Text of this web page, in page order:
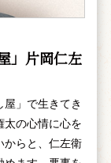
」片岡仁左
屋」で生きてき
の心情に心を
からと、仁左衛